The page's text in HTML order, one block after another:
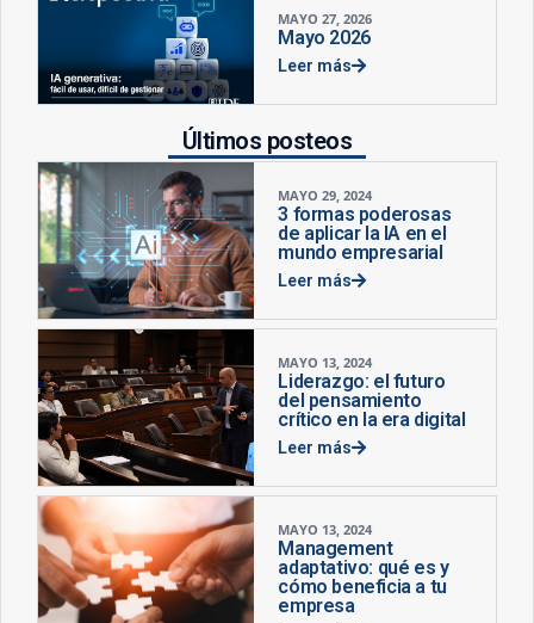
MAYO 27, 2026
Mayo 2026
Leer más
Últimos posteos
MAYO 29, 2024
3 formas poderosas
de aplicar la IA en el
mundo empresarial
Leer más
MAYO 13, 2024
Liderazgo: el futuro
del pensamiento
crítico en la era digital
Leer más
MAYO 13, 2024
Management
adaptativo: qué es y
cómo beneficia a tu
empresa